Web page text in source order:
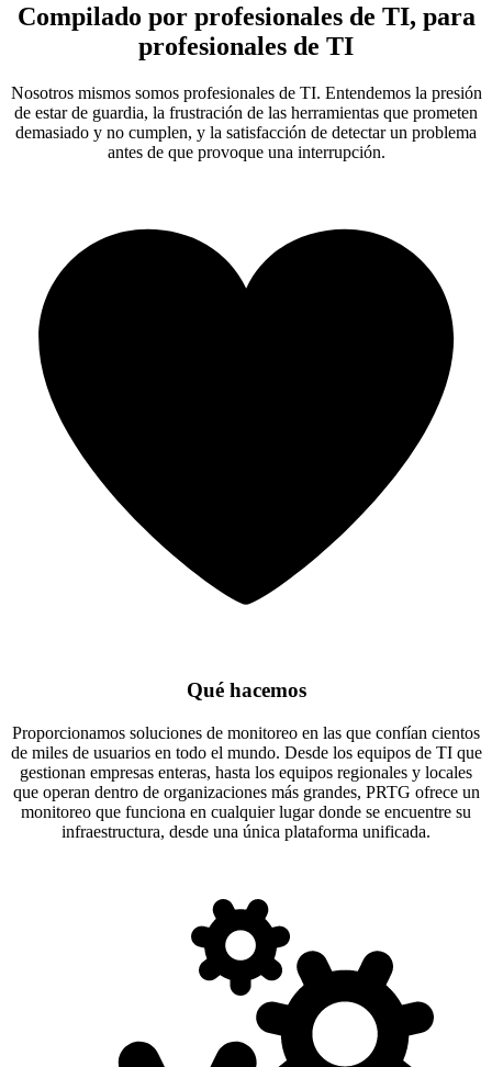
Compilado por profesionales de TI, para
profesionales de TI
Nosotros mismos somos profesionales de TI. Entendemos la presión
de estar de guardia, la frustración de las herramientas que prometen
demasiado y no cumplen, y la satisfacción de detectar un problema
antes de que provoque una interrupción.
Qué hacemos
Proporcionamos soluciones de monitoreo en las que confían cientos
de miles de usuarios en todo el mundo. Desde los equipos de TI que
gestionan empresas enteras, hasta los equipos regionales y locales
que operan dentro de organizaciones más grandes, PRTG ofrece un
monitoreo que funciona en cualquier lugar donde se encuentre su
infraestructura, desde una única plataforma unificada.